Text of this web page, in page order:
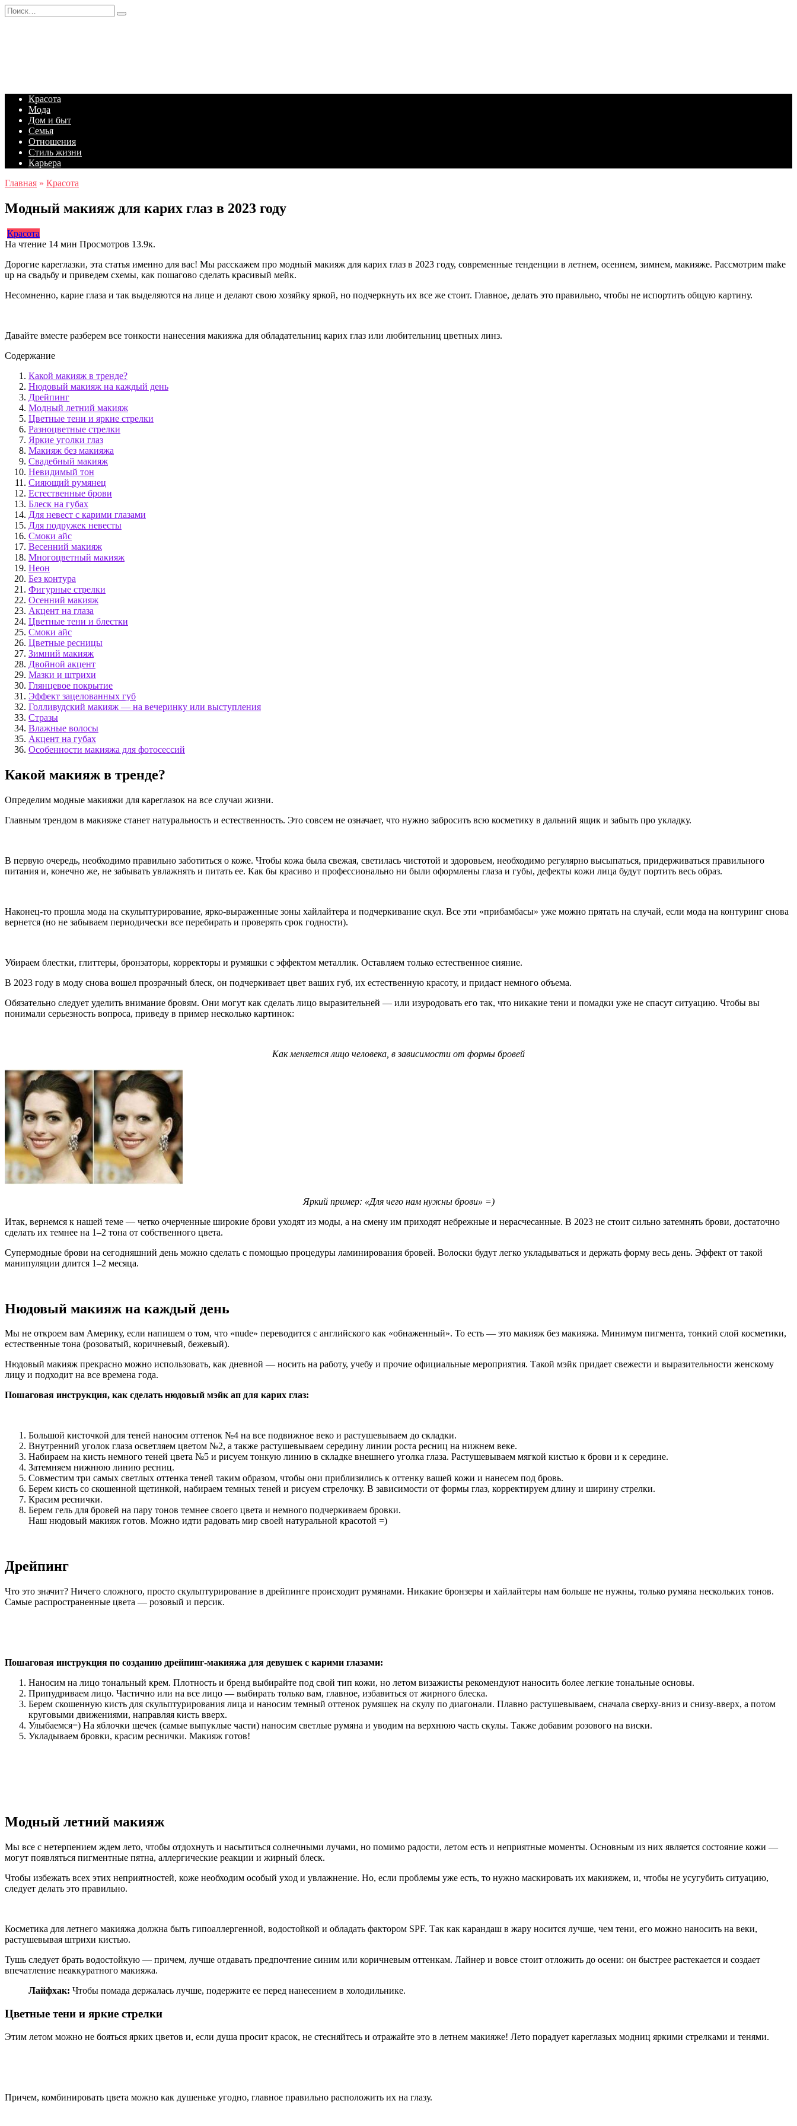
Перейти
к
Search
for:
Красота
Мода
Дом и быт
Семья
Отношения
Стиль жизни
Карьера
Главная » Красота
Модный макияж для карих глаз в 2023 году
Красота
На чтение 14 мин Просмотров 13.9к.
Дорогие кареглазки, эта статья именно для вас! Мы расскажем про модный макияж для карих глаз в 2023 году, современные тенденции в летнем, осеннем, зимнем, макияже. Рассмотрим make
up на свадьбу и приведем схемы, как пошагово сделать красивый мейк.
Несомненно, карие глаза и так выделяются на лице и делают свою хозяйку яркой, но подчеркнуть их все же стоит. Главное, делать это правильно, чтобы не испортить общую картину.
Давайте вместе разберем все тонкости нанесения макияжа для обладательниц карих глаз или любительниц цветных линз.
Содержание
Какой макияж в тренде?
Нюдовый макияж на каждый день
Дрейпинг
Модный летний макияж
Цветные тени и яркие стрелки
Разноцветные стрелки
Яркие уголки глаз
Макияж без макияжа
Свадебный макияж
Невидимый тон
Сияющий румянец
Естественные брови
Блеск на губах
Для невест с карими глазами
Для подружек невесты
Смоки айс
Весенний макияж
Многоцветный макияж
Неон
Без контура
Фигурные стрелки
Осенний макияж
Акцент на глаза
Цветные тени и блестки
Смоки айс
Цветные ресницы
Зимний макияж
Двойной акцент
Мазки и штрихи
Глянцевое покрытие
Эффект зацелованных губ
Голливудский макияж — на вечеринку или выступления
Стразы
Влажные волосы
Акцент на губах
Особенности макияжа для фотосессий
Какой макияж в тренде?
Определим модные макияжи для кареглазок на все случаи жизни.
Главным трендом в макияже станет натуральность и естественность. Это совсем не означает, что нужно забросить всю косметику в дальний ящик и забыть про укладку.
В первую очередь, необходимо правильно заботиться о коже. Чтобы кожа была свежая, светилась чистотой и здоровьем, необходимо регулярно высыпаться, придерживаться правильного
питания и, конечно же, не забывать увлажнять и питать ее. Как бы красиво и профессионально ни были оформлены глаза и губы, дефекты кожи лица будут портить весь образ.
Наконец-то прошла мода на скульптурирование, ярко-выраженные зоны хайлайтера и подчеркивание скул. Все эти «прибамбасы» уже можно прятать на случай, если мода на контуринг снова
вернется (но не забываем периодически все перебирать и проверять срок годности).
Убираем блестки, глиттеры, бронзаторы, корректоры и румяшки с эффектом металлик. Оставляем только естественное сияние.
В 2023 году в моду снова вошел прозрачный блеск, он подчеркивает цвет ваших губ, их естественную красоту, и придаст немного объема.
Обязательно следует уделить внимание бровям. Они могут как сделать лицо выразительней — или изуродовать его так, что никакие тени и помадки уже не спасут ситуацию. Чтобы вы
понимали серьезность вопроса, приведу в пример несколько картинок:
Как меняется лицо человека, в зависимости от формы бровей
Яркий пример: «Для чего нам нужны брови» =)
Итак, вернемся к нашей теме — четко очерченные широкие брови уходят из моды, а на смену им приходят небрежные и нерасчесанные. В 2023 не стоит сильно затемнять брови, достаточно
сделать их темнее на 1–2 тона от собственного цвета.
Супермодные брови на сегодняшний день можно сделать с помощью процедуры ламинирования бровей. Волоски будут легко укладываться и держать форму весь день. Эффект от такой
манипуляции длится 1–2 месяца.
Нюдовый макияж на каждый день
Мы не откроем вам Америку, если напишем о том, что «nude» переводится с английского как «обнаженный». То есть — это макияж без макияжа. Минимум пигмента, тонкий слой косметики,
естественные тона (розоватый, коричневый, бежевый).
Нюдовый макияж прекрасно можно использовать, как дневной — носить на работу, учебу и прочие официальные мероприятия. Такой мэйк придает свежести и выразительности женскому
лицу и подходит на все времена года.
Пошаговая инструкция, как сделать нюдовый мэйк ап для карих глаз:
Большой кисточкой для теней наносим оттенок №4 на все подвижное веко и растушевываем до складки.
Внутренний уголок глаза осветляем цветом №2, а также растушевываем середину линии роста ресниц на нижнем веке.
Набираем на кисть немного теней цвета №5 и рисуем тонкую линию в складке внешнего уголка глаза. Растушевываем мягкой кистью к брови и к середине.
Затемняем нижнюю линию ресниц.
Совместим три самых светлых оттенка теней таким образом, чтобы они приблизились к оттенку вашей кожи и нанесем под бровь.
Берем кисть со скошенной щетинкой, набираем темных теней и рисуем стрелочку. В зависимости от формы глаз, корректируем длину и ширину стрелки.
Красим реснички.
Берем гель для бровей на пару тонов темнее своего цвета и немного подчеркиваем бровки.
Наш нюдовый макияж готов. Можно идти радовать мир своей натуральной красотой =)
Дрейпинг
Что это значит? Ничего сложного, просто скульптурирование в дрейпинге происходит румянами. Никакие бронзеры и хайлайтеры нам больше не нужны, только румяна нескольких тонов.
Самые распространенные цвета — розовый и персик.
Пошаговая инструкция по созданию дрейпинг-макияжа для девушек с карими глазами:
Наносим на лицо тональный крем. Плотность и бренд выбирайте под свой тип кожи, но летом визажисты рекомендуют наносить более легкие тональные основы.
Припудриваем лицо. Частично или на все лицо — выбирать только вам, главное, избавиться от жирного блеска.
Берем скошенную кисть для скульптурирования лица и наносим темный оттенок румяшек на скулу по диагонали. Плавно растушевываем, сначала сверху-вниз и снизу-вверх, а потом
круговыми движениями, направляя кисть вверх.
Улыбаемся=) На яблочки щечек (самые выпуклые части) наносим светлые румяна и уводим на верхнюю часть скулы. Также добавим розового на виски.
Укладываем бровки, красим реснички. Макияж готов!
Модный летний макияж
Мы все с нетерпением ждем лето, чтобы отдохнуть и насытиться солнечными лучами, но помимо радости, летом есть и неприятные моменты. Основным из них является состояние кожи —
могут появляться пигментные пятна, аллергические реакции и жирный блеск.
Чтобы избежать всех этих неприятностей, коже необходим особый уход и увлажнение. Но, если проблемы уже есть, то нужно маскировать их макияжем, и, чтобы не усугубить ситуацию,
следует делать это правильно.
Косметика для летнего макияжа должна быть гипоаллергенной, водостойкой и обладать фактором SPF. Так как карандаш в жару носится лучше, чем тени, его можно наносить на веки,
растушевывая штрихи кистью.
Тушь следует брать водостойкую — причем, лучше отдавать предпочтение синим или коричневым оттенкам. Лайнер и вовсе стоит отложить до осени: он быстрее растекается и создает
впечатление неаккуратного макияжа.
Лайфхак: Чтобы помада держалась лучше, подержите ее перед нанесением в холодильнике.
Цветные тени и яркие стрелки
Этим летом можно не бояться ярких цветов и, если душа просит красок, не стесняйтесь и отражайте это в летнем макияже! Лето порадует кареглазых модниц яркими стрелками и тенями.
Причем, комбинировать цвета можно как душеньке угодно, главное правильно расположить их на глазу.